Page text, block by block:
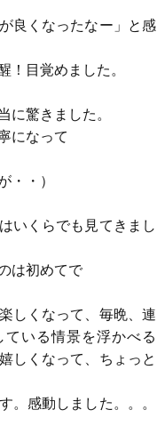
良くなったなー」と感
！目覚めました。
に驚きました。
になって
・・）
いくらでも見てきまし
は初めてで
しくなって、毎晩、連
いる情景を浮かべる
しくなって、ちょっと
。感動しました。。。